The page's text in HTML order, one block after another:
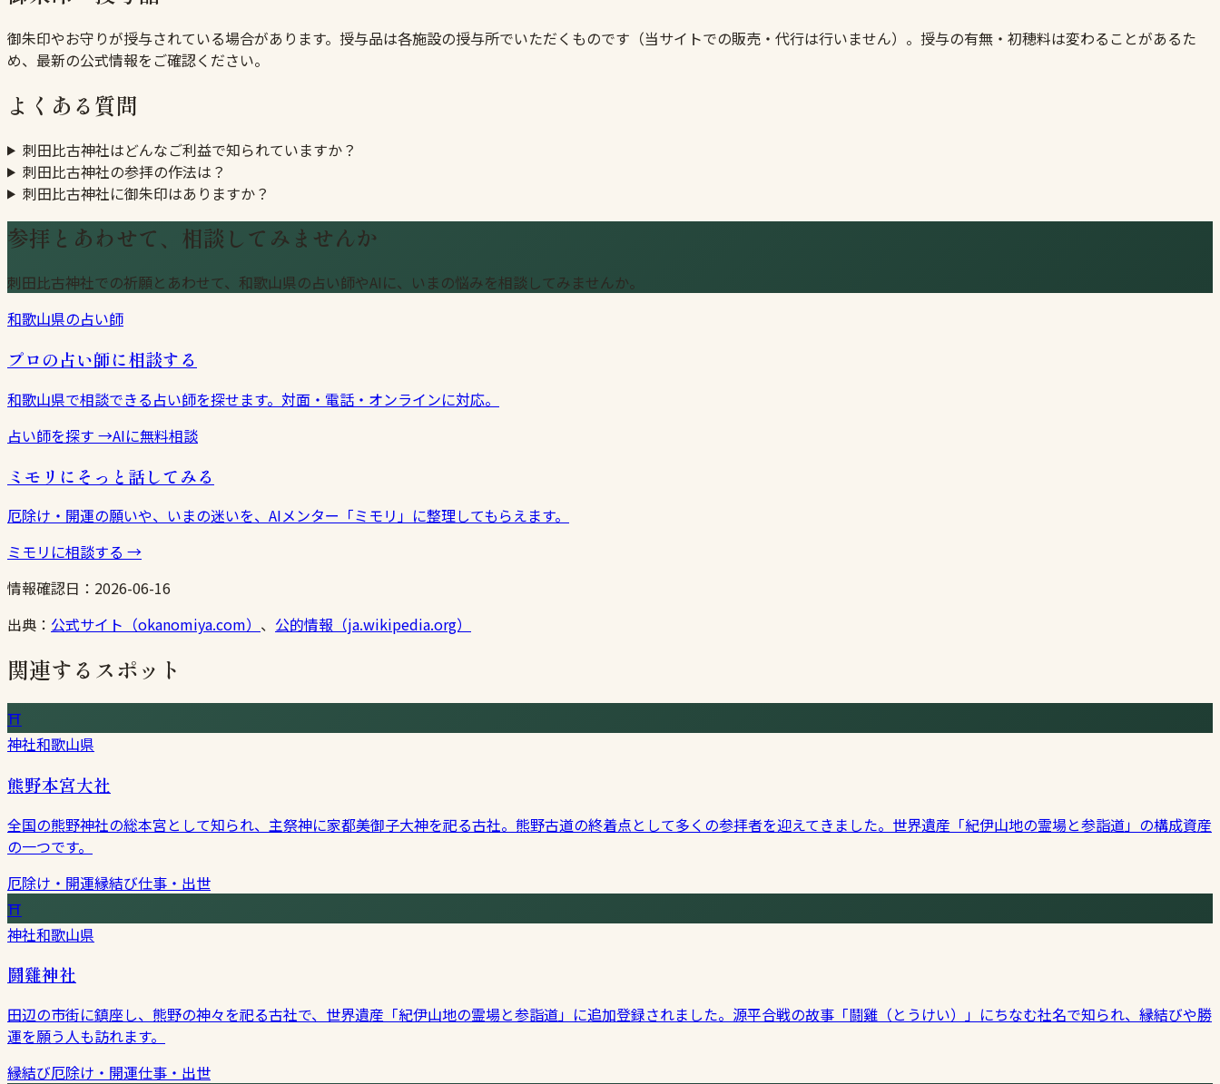
御朱印やお守りが授与されている場合があります。授与品は各施設の授与所でいただくものです（当サイトでの販売・代行は行いません）。授与の有無・初穂料は変わることがあるた
め、最新の公式情報をご確認ください。
よくある質問
刺田比古神社はどんなご利益で知られていますか？
刺田比古神社の参拝の作法は？
刺田比古神社に御朱印はありますか？
参拝とあわせて、相談してみませんか
刺田比古神社での祈願とあわせて、和歌山県の占い師やAIに、いまの悩みを相談してみませんか。
和歌山県の占い師
プロの占い師に相談する
和歌山県で相談できる占い師を探せます。対面・電話・オンラインに対応。
占い師を探す →AIに無料相談
ミモリにそっと話してみる
厄除け・開運の願いや、いまの迷いを、AIメンター「ミモリ」に整理してもらえます。
ミモリに相談する →
情報確認日： 2026-06-16
出典： 公式サイト（okanomiya.com） 、 公的情報（ja.wikipedia.org）
関連するスポット
⛩
神社和歌山県
熊野本宮大社
全国の熊野神社の総本宮として知られ、主祭神に家都美御子大神を祀る古社。熊野古道の終着点として多くの参拝者を迎えてきました。世界遺産「紀伊山地の霊場と参詣道」の構成資産
の一つです。
厄除け・開運縁結び仕事・出世
⛩
神社和歌山県
鬪雞神社
田辺の市街に鎮座し、熊野の神々を祀る古社で、世界遺産「紀伊山地の霊場と参詣道」に追加登録されました。源平合戦の故事「鬪雞（とうけい）」にちなむ社名で知られ、縁結びや勝
運を願う人も訪れます。
縁結び厄除け・開運仕事・出世